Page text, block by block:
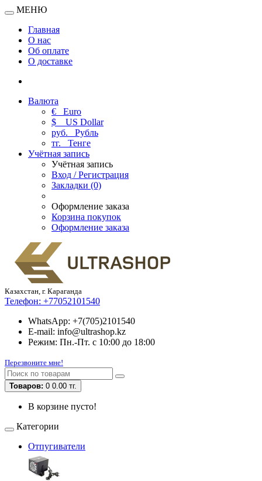
МЕНЮ
Главная
О нас
Об оплате
О доставке
Валюта
€ Euro
$
US Dollar
руб. Рубль
тг. Тенге
Учётная запись
Учётная запись
Вход / Регистрация
Закладки (0)
Оформление заказа
Корзина покупок
Оформление заказа
Казахстан, г. Караганда
Телефон: +77052101540
WhatsApp: +7(705)2101540
E-mail: info@ultrashop.kz
Режим: Пн.-Пт. с 10:00 до 18:00
Перезвоните мне!
Товаров: 0 0.00 тг.
В корзине пусто!
Категории
Отпугиватели